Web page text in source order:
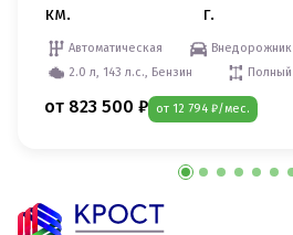
км.
г.
Автоматическая
Внедорожник
2.0 л, 143 л.с., Бензин
Полный
от 823 500 ₽ от 12 794 ₽/мес.